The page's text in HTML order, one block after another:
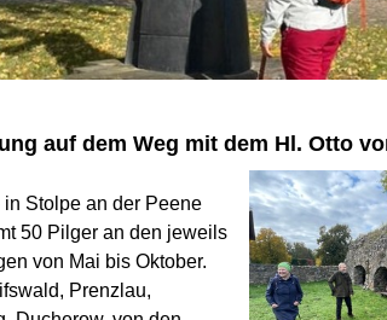
auf dem Weg mit dem Hl. Otto
Stolpe an der Peene
50 Pilger an den jeweils
von Mai bis Oktober.
Prenzlau,